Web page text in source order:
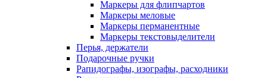
Маркеры для флипчартов
Маркеры меловые
Маркеры перманентные
Маркеры текстовыделители
Перья, держатели
Подарочные ручки
Рапидографы, изографы, расходники